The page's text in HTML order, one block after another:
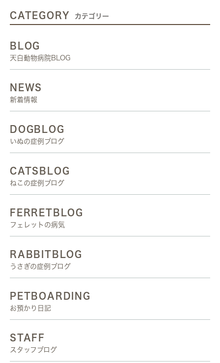
CATEGORY カテゴリー
BLOG
天白動物病院BLOG
NEWS
新着情報
DOGBLOG
いぬの症例ブログ
CATSBLOG
ねこの症例ブログ
FERRETBLOG
フェレットの病気
RABBITBLOG
うさぎの症例ブログ
PETBOARDING
お預かり日記
STAFF
スタッフブログ